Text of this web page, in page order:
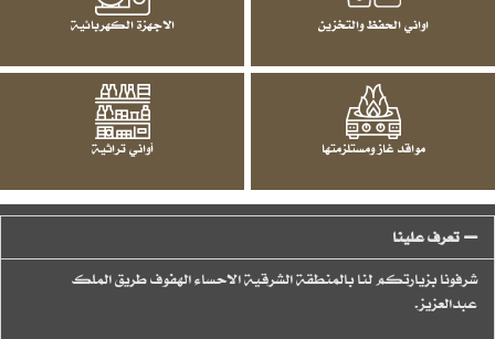
اواني الحفظ والتخزين الاجهزة الكهربائية
مواقد غاز ومستلزمتها أواني تراثية
تعرف علينا
شرفونا بزيارتكم لنا بالمنطقة الشرقية الاحساء الهفوف طريق الملك
عبدالعزيز.